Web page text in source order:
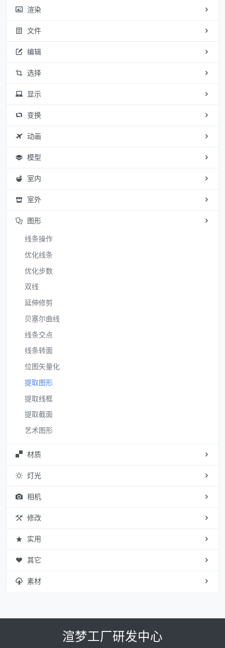
渲染
文件
编辑
选择
显示
变换
动画
模型
室内
室外
图形
线条操作
优化线条
优化步数
双线
延伸修剪
贝塞尔曲线
线条交点
线条转面
位图矢量化
提取图形
提取线框
提取截面
艺术图形
材质
灯光
相机
修改
实用
其它
素材
渲梦工厂研发中心